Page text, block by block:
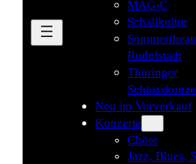
MAG-C
Schallkultur
Rudolstadt
Thüringer
Neu im Vorverkauf
Konzerte
Chöre
Jazz, Blues,